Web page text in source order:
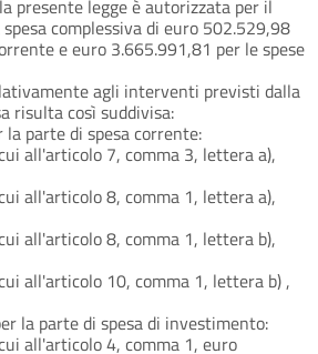
presente legge è autorizzata per il
complessiva di euro 502.529,98
e euro 3.665.991,81 per le spese
agli interventi previsti dalla
risulta così suddivisa:
parte di spesa corrente:
all'articolo 7, comma 3, lettera a),
all'articolo 8, comma 1, lettera a),
all'articolo 8, comma 1, lettera b),
all'articolo 10, comma 1, lettera b) ,
la parte di spesa di investimento:
all'articolo 4, comma 1, euro